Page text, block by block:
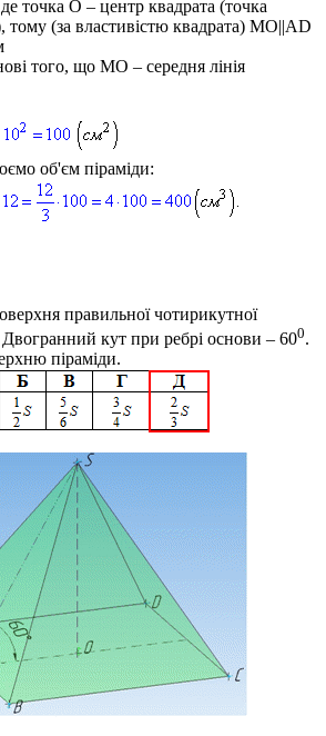
точка O – центр квадрата (точка
тому (за властивістю квадрата) MO||AD
того, що MO – середня лінія
об'єм піраміди:
правильної чотирикутної
Двогранний кут при ребрі основи – 600.
піраміди.